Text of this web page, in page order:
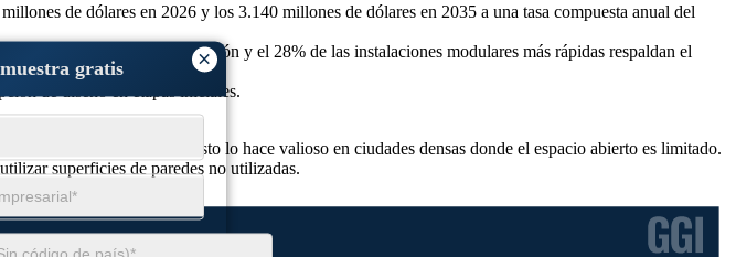
×
gratis
de dólares en 2026 y los 3.140 millones de dólares en 2035 a una tasa compuesta anual del
la actividad de modernización y el 28% de las instalaciones modulares más rápidas respaldan el
de diseño en etapas iniciales.
de terreno adicional. Esto lo hace valioso en ciudades densas donde el espacio abierto es limitado.
superficies de paredes no utilizadas.